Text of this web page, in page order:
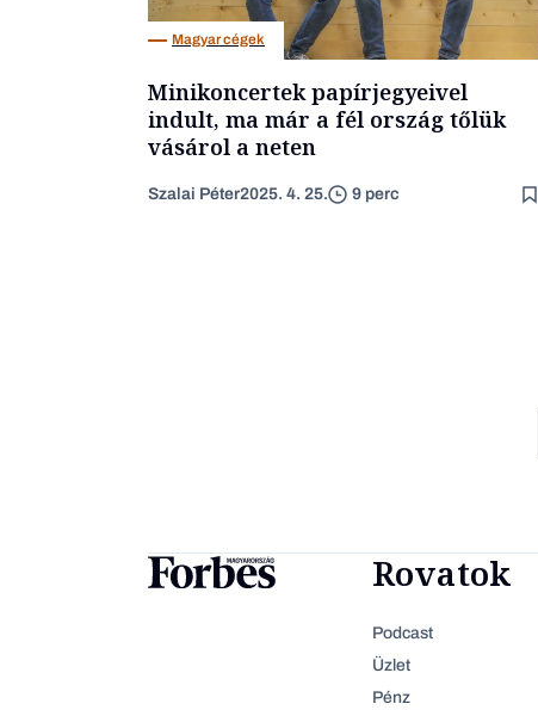
Magyar cégek
Minikoncertek papírjegyeivel
indult, ma már a fél ország tőlük
vásárol a neten
Szalai Péter2025. 4. 25. 9 perc
Rovatok
Podcast
Üzlet
Pénz